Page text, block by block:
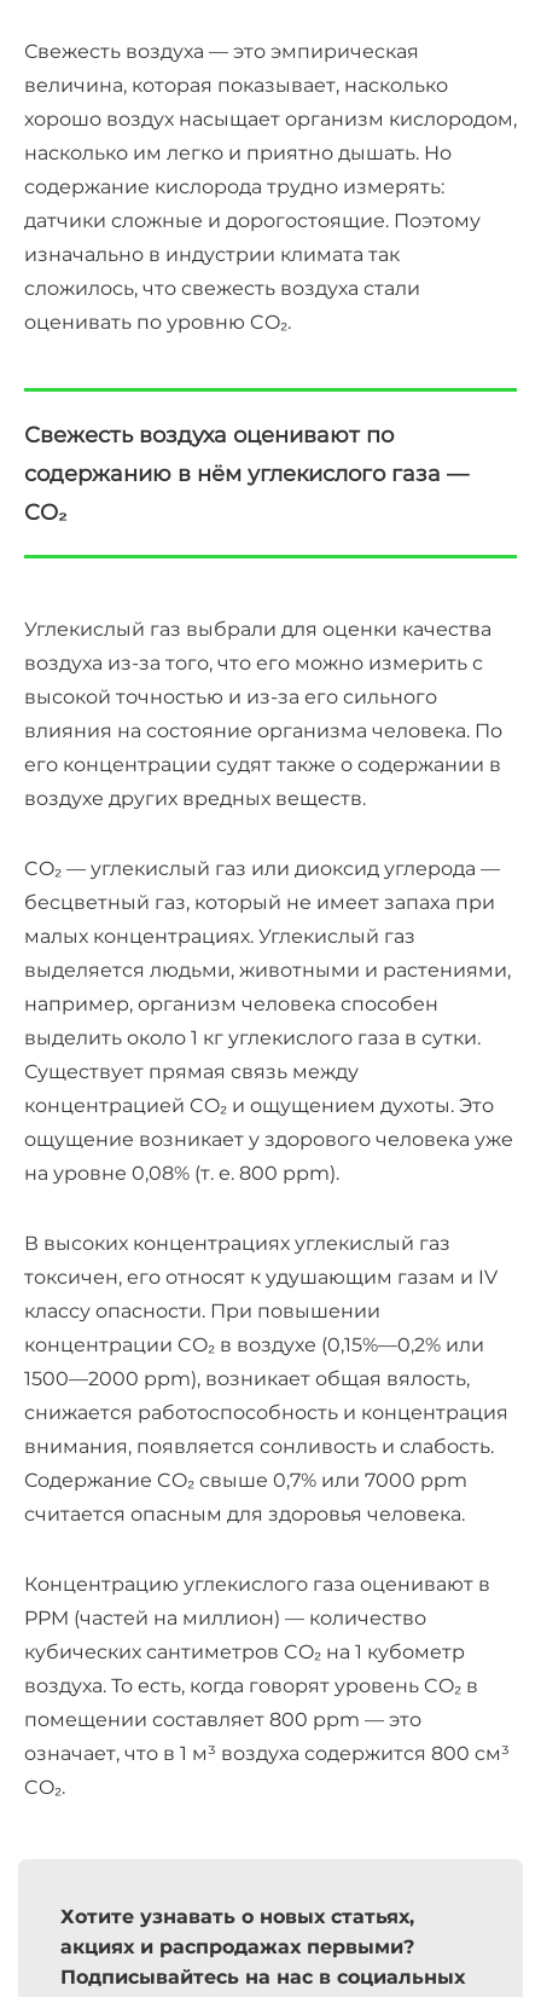
Свежесть воздуха — это эмпирическая
величина, которая показывает, насколько
хорошо воздух насыщает организм кислородом,
насколько им легко и приятно дышать. Но
содержание кислорода трудно измерять:
датчики сложные и дорогостоящие. Поэтому
изначально в индустрии климата так
сложилось, что свежесть воздуха стали
оценивать по уровню CO₂.
Свежесть воздуха оценивают по
содержанию в нём углекислого газа —
CO₂
Углекислый газ выбрали для оценки качества
воздуха из-за того, что его можно измерить с
высокой точностью и из-за его сильного
влияния на состояние организма человека. По
его концентрации судят также о содержании в
воздухе других вредных веществ.
CO₂ — углекислый газ или диоксид углерода —
бесцветный газ, который не имеет запаха при
малых концентрациях. Углекислый газ
выделяется людьми, животными и растениями,
например, организм человека способен
выделить около 1 кг углекислого газа в сутки.
Существует прямая связь между
концентрацией CO₂ и ощущением духоты. Это
ощущение возникает у здорового человека уже
на уровне 0,08% (т. е. 800 ррm).
В высоких концентрациях углекислый газ
токсичен, его относят к удушающим газам и IV
классу опасности. При повышении
концентрации CO₂ в воздухе (0,15%—0,2% или
1500—2000 ppm), возникает общая вялость,
снижается работоспособность и концентрация
внимания, появляется сонливость и слабость.
Содержание CO₂ свыше 0,7% или 7000 ppm
считается опасным для здоровья человека.
Концентрацию углекислого газа оценивают в
PPM (частей на миллион) — количество
кубических сантиметров CO₂ на 1 кубометр
воздуха. То есть, когда говорят уровень CO₂ в
помещении составляет 800 ppm — это
означает, что в 1 м³ воздуха содержится 800 см³
CO₂.
Хотите узнавать о новых статьях,
акциях и распродажах первыми?
Подписывайтесь на нас в социальных